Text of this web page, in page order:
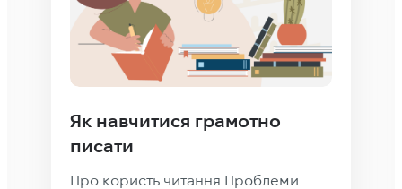
Як навчитися грамотно
писати
Про користь читання Проблеми